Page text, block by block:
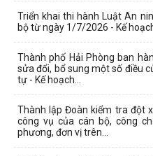
Triển khai thi hành Luật An
bộ từ ngày 1/7/2026 - Kế
Thành phố Hải Phòng ban
sửa đổi, bổ sung một số điều
tự - Kế hoạch...
Thành lập Đoàn kiểm tra đột
công vụ của cán bộ, công
phương, đơn vị trên...